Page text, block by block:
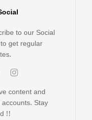
to our Social
get regular
content and
Stay
!!